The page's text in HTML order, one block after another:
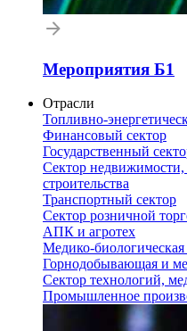
Мероприятия Б1
Отрасли
Топливно-
Финансовый сектор
Государственный
Сектор недвижимости,
строительства
Транспортный сектор
Сектор розничной
АПК и агротех
Медико-
Горнодобывающая и
Сектор технологий,
Промышленное